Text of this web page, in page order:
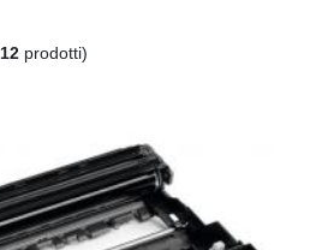
12 prodotti)